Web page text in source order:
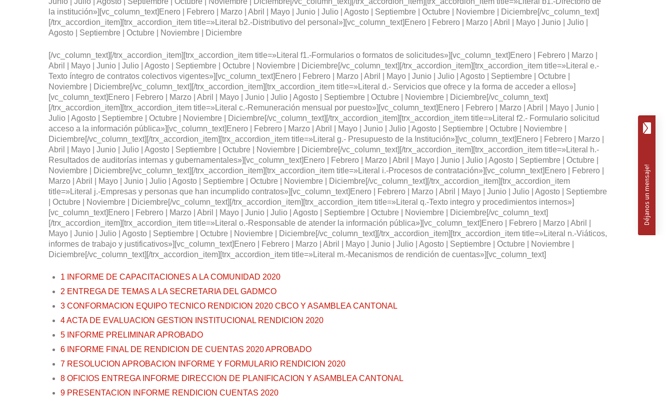
la institución»][vc_column_text]Enero | Febrero | Marzo | Abril | Mayo | Junio | Julio | Agosto | Septiembre | Octubre | Noviembre | Diciembre[/vc_column_text]
[/trx_accordion_item][trx_accordion_item title=»Literal b2.-Distributivo del personal»][vc_column_text]Enero | Febrero | Marzo | Abril | Mayo | Junio | Julio |
Agosto | Septiembre | Octubre | Noviembre | Diciembre
[/vc_column_text][/trx_accordion_item][trx_accordion_item title=»Literal f1.-Formularios o formatos de solicitudes»][vc_column_text]Enero | Febrero | Marzo |
Abril | Mayo | Junio | Julio | Agosto | Septiembre | Octubre | Noviembre | Diciembre[/vc_column_text][/trx_accordion_item][trx_accordion_item title=»Literal e.-
Texto íntegro de contratos colectivos vigentes»][vc_column_text]Enero | Febrero | Marzo | Abril | Mayo | Junio | Julio | Agosto | Septiembre | Octubre |
Noviembre | Diciembre[/vc_column_text][/trx_accordion_item][trx_accordion_item title=»Literal d.- Servicios que ofrece y la forma de acceder a ellos»]
[vc_column_text]Enero | Febrero | Marzo | Abril | Mayo | Junio | Julio | Agosto | Septiembre | Octubre | Noviembre | Diciembre[/vc_column_text]
[/trx_accordion_item][trx_accordion_item title=»Literal c.-Remuneración mensual por puesto»][vc_column_text]Enero | Febrero | Marzo | Abril | Mayo | Junio |
Julio | Agosto | Septiembre | Octubre | Noviembre | Diciembre[/vc_column_text][/trx_accordion_item][trx_accordion_item title=»Literal f2.- Formulario solicitud
acceso a la información pública»][vc_column_text]Enero | Febrero | Marzo | Abril | Mayo | Junio | Julio | Agosto | Septiembre | Octubre | Noviembre |
Diciembre[/vc_column_text][/trx_accordion_item][trx_accordion_item title=»Literal g.- Presupuesto de la Institución»][vc_column_text]Enero | Febrero | Marzo |
Abril | Mayo | Junio | Julio | Agosto | Septiembre | Octubre | Noviembre | Diciembre[/vc_column_text][/trx_accordion_item][trx_accordion_item title=»Literal h.-
Resultados de auditorías internas y gubernamentales»][vc_column_text]Enero | Febrero | Marzo | Abril | Mayo | Junio | Julio | Agosto | Septiembre | Octubre |
Noviembre | Diciembre[/vc_column_text][/trx_accordion_item][trx_accordion_item title=»Literal i.-Procesos de contratación»][vc_column_text]Enero | Febrero |
Marzo | Abril | Mayo | Junio | Julio | Agosto | Septiembre | Octubre | Noviembre | Diciembre[/vc_column_text][/trx_accordion_item][trx_accordion_item
title=»Literal j.-Empresas y personas que han incumplido contratos»][vc_column_text]Enero | Febrero | Marzo | Abril | Mayo | Junio | Julio | Agosto | Septiembre
| Octubre | Noviembre | Diciembre[/vc_column_text][/trx_accordion_item][trx_accordion_item title=»Literal q.-Texto integro y procedimientos internos»]
[vc_column_text]Enero | Febrero | Marzo | Abril | Mayo | Junio | Julio | Agosto | Septiembre | Octubre | Noviembre | Diciembre[/vc_column_text]
[/trx_accordion_item][trx_accordion_item title=»Literal o.-Responsable de atender la información pública»][vc_column_text]Enero | Febrero | Marzo | Abril |
Mayo | Junio | Julio | Agosto | Septiembre | Octubre | Noviembre | Diciembre[/vc_column_text][/trx_accordion_item][trx_accordion_item title=»Literal n.-Viáticos,
informes de trabajo y justificativos»][vc_column_text]Enero | Febrero | Marzo | Abril | Mayo | Junio | Julio | Agosto | Septiembre | Octubre | Noviembre |
Diciembre[/vc_column_text][/trx_accordion_item][trx_accordion_item title=»Literal m.-Mecanismos de rendición de cuentas»][vc_column_text]
1 INFORME DE CAPACITACIONES A LA COMUNIDAD 2020
2 ENTREGA DE TEMAS A LA SECRETARIA DEL GADMCO
3 CONFORMACION EQUIPO TECNICO RENDICION 2020 CBCO Y ASAMBLEA CANTONAL
4 ACTA DE EVALUACION GESTION INSTITUCIONAL RENDICION 2020
5 INFORME PRELIMINAR APROBADO
6 INFORME FINAL DE RENDICION DE CUENTAS 2020 APROBADO
7 RESOLUCION APROBACION INFORME Y FORMULARIO RENDICION 2020
8 OFICIOS ENTREGA INFORME DIRECCION DE PLANIFICACION Y ASAMBLEA CANTONAL
9 PRESENTACION INFORME RENDICION CUENTAS 2020